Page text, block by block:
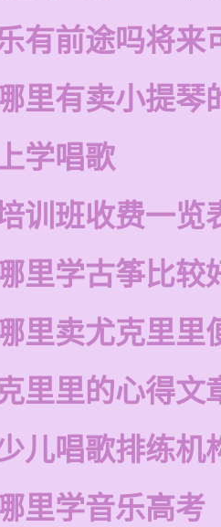
有前途吗将来
里有卖小提琴
学唱歌
训班收费一览
里学古筝比较
里卖尤克里里
里里的心得文
儿唱歌排练机
里学音乐高考